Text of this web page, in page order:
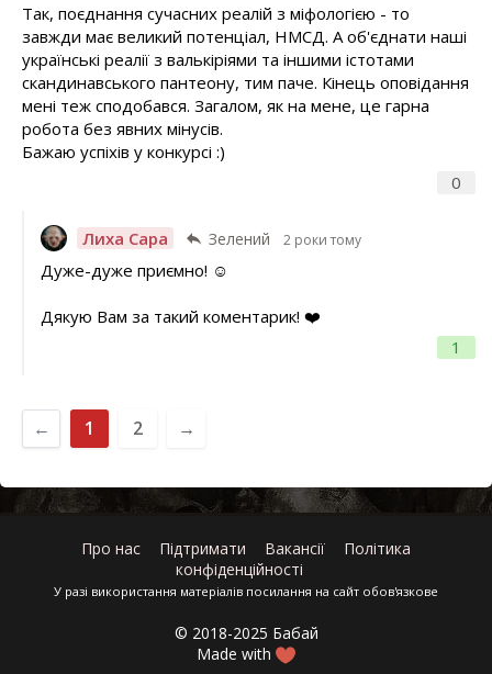
0
Так, поєднання сучасних реалій з міфологією - то
завжди має великий потенціал, НМСД. А об'єднати наші
українські реалії з валькіріями та іншими істотами
скандинавського пантеону, тим паче. Кінець оповідання
мені теж сподобався. Загалом, як на мене, це гарна
робота без явних мінусів.
Бажаю успіхів у конкурсі :)
Лиха Сара Зелений 2 роки тому
1
Дуже-дуже приємно! ☺️
Дякую Вам за такий коментарик! ❤️
← 1 2 →
Про нас Підтримати Вакансії
Політика
конфіденційності
У разі використання матеріалів посилання на сайт обов'язкове
© 2018-2025 Бабай
Made with